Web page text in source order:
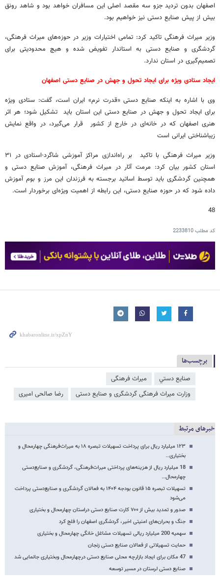
اصفهان بدون تردید جزو سه مقصد اصلی این مسافران خواهد بود و شاهد رونق
بیش از پیش صنایع دستی نیز خواهیم بود.
وزیر میراث فرهنگی تاکید کرد: تمامی اختیارات وزیر در حوزه‌های میراث فرهنگی،
گردشگری و صنایع دستی به استاندار تفویض شده و هیچ محدودیتی برای
تصمیم‌گیری در استان ندارد.
ایجاد ستادی ویژه برای ایجاد تحول و جهش در صنایع دستی اصفهان
وی با اشاره به اینکه صنایع دستی «قدرت نرم» ایران است، گفت: ستادی ویژه
برای ایجاد تحول و جهش در صنایع دستی این استان باید تشکیل شود؛ هر اثر
هنری اصفهان که در خانه‌ای در خارج از کشور قرار می‌گیرد، در واقع نمایش
زیباشناختی ایرانی است
وزیر میراث فرهنگی با تاکید بر راه‌اندازی مراکز آموزشی شاگرد-استادی در ۳۱
استان کشور بیان کرد: مرمت آثار در میراث فرهنگی، آموزش صنایع دستی و
همچنین گردشگری باید توسط اساتید برجسته به فرزندان این مرز و بوم آموزش
داده شود که در حوزه صنایع دستی، این رابطه از اهمیت ویژه‌ای برخوردار است.
48
کد مطلب2233810
برچسب‌ها
صنايع دستي
میراث فرهنگی
وزارت میراث‌ فرهنگی گردشگری و صنایع دستی
رضا صالحی امیری
خبرهای مرتبط
۱۲۳ میلیارد ریال برای پرداخت تسهیلات تبصره ۱۸ به میراث‌فرهنگی چهارمحال و
بختیاری…
18 میلیارد ریال از هزینه‌های پرداختی میراث‌فرهنگی، گردشگری و صنایع‌دستی
چهارمحال…
تسهیلات تبصره ۱۵ قانون بودجه ۱۴۰۴ به فعالان گردشگری و صنایع‌دستی پرداخت
می‌شود
صدور و تمدید بیش از ۷۰۰ کارت صنایع دستی دراستان چهارمحال و بختیاری
جنگ و بحران‌های امنیتی اخیر، گردشگری اصفهان را فلج کرد
سهمیه 200 میلیارد ریالی تسهیلات مشاغل خانگی چهارمحال و بختیاری
حمایت تسهیلاتی از فعالان صنایع دستی زنجان
47 مکان برای ایجاد بازارچه محلی صنایع دستی درچهارمحال وبختیاری جانمایی شد
صنایع دستی لرستان در مسیر توسعه